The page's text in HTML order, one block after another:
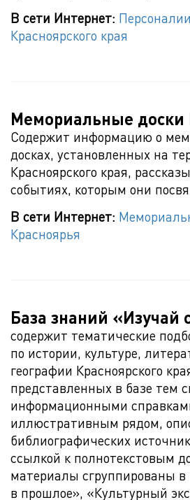
В сети Интернет:
Красноярского края
Мемориальные доски
Содержит информацию о
досках, установленных на
Красноярского края,
событиях, которым они
В сети Интернет:
Красноярья
База знаний «Изучай
содержит тематические
по истории, культуре,
географии Красноярского
представленных в базе тем
информационными
иллюстративным рядом,
библиографических
ссылкой к полнотекстовым
материалы сгруппированы
в прошлое», «Культурный